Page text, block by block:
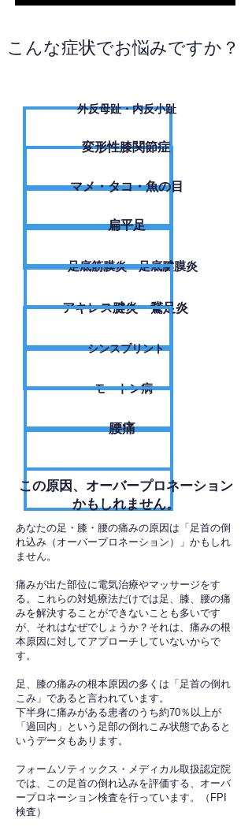
こんな症状でお悩みですか？
外反母趾・内反小趾
変形性膝関節症
​マメ・タコ・魚の目
扁平足
足底筋膜炎・足底腱膜炎
アキレス腱炎・鵞足炎
シンスプリント
モートン病
腰痛
​この原因、オーバープロネーション
かもしれません。
あなたの足・膝・腰の痛みの原因は「足首の倒
れ込み（オーバープロネーション）」かもしれ
ません。
痛みが出た部位に電気治療やマッサージをす
る。これらの対処療法だけでは足、膝、腰の痛
みを解決することができないことも多いです
が、それはなぜでしょうか？それは、痛みの根
本原因に対してアプローチしていないからで
す。
足、膝の痛みの根本原因の多くは「足首の倒れ
こみ」であると言われています。
下半身に痛みがある患者のうち約70％以上が
「過回内」という足部の倒れこみ状態であると
いうデータもあります。
フォームソティックス・メディカル取扱認定院
では、この足首の倒れ込みを評価する、オーバ
ープロネーション検査を行っています。（FPI
検査）​